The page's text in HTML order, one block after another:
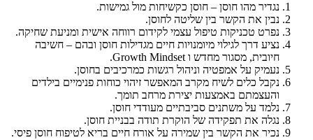
נגדיר מהו חוסן – חוסן כקשיחות מול גמישות.
נבין את הקשר בין שליטה לחוסן.
נפרט טכניקות טיפול עצמי לקידום רווחה אישית ומניעת שחיקה.
נציע דרך לגילוי מיומנויות חיים מגדילות חוסן ובהם – חשיבה
חיובית, מסגור מחדש ו Growth Mindset.
נעמיק על אמפטיה וניהול רגשות כמרכיבים בחוסן.
נקבל כלים לשיח מקרב המאפשר זיהוי כוחות פנימיים בילדים
והעצמתם באמצעות יצירת מרחב תומך.
נלמד על משתנים סביבתיים מעודדי חוסן.
נגלה את תפקידה של הוקרת תודה בבניית חוסן.
נכיר את הקשר בין שמירה על אורח חיים בריא לטיפוח חוסן פיסי.